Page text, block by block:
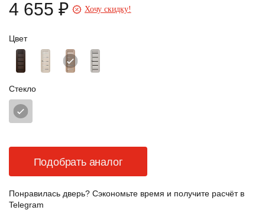
Цвет
Стекло
4 655 ₽ Хочу скидку!
Подобрать аналог
Понравилась дверь? Сэкономьте время и получите расчёт в
Telegram